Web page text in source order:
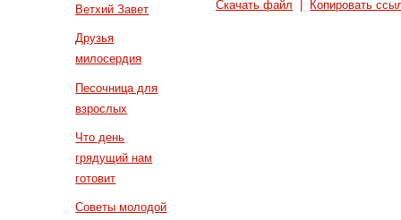
Ветхий Завет
Друзья
милосердия
Песочница для
взрослых
Что день
грядущий нам
готовит
Советы молодой
Скачать файл Копировать